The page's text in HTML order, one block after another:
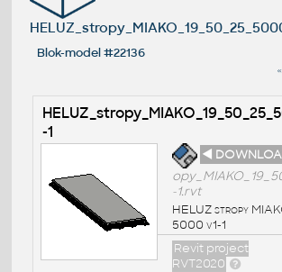
Blok-model #22136
-1
◄
-1.rvt
HELUZ stropy
5000 v1-1
Revit project
RVT2020